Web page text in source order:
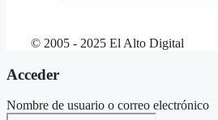
© 2005 - 2025 El Alto Digital
Acceder
Nombre de usuario o correo electrónico